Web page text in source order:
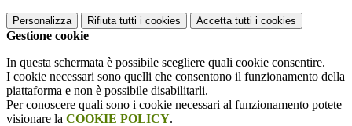
Personalizza Rifiuta tutti i cookies Accetta tutti i cookies
Gestione cookie
In questa schermata è possibile scegliere quali cookie consentire.
I cookie necessari sono quelli che consentono il funzionamento della
piattaforma e non è possibile disabilitarli.
Per conoscere quali sono i cookie necessari al funzionamento potete
visionare la COOKIE POLICY.